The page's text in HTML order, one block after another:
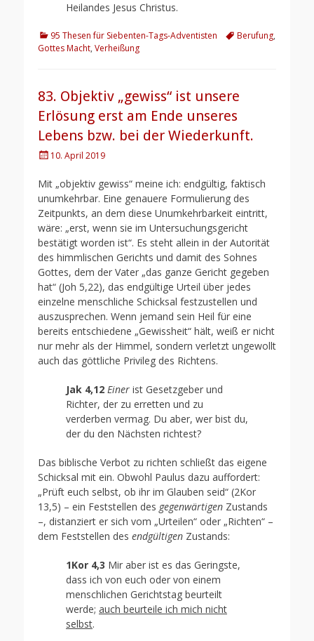
Heilandes Jesus Christus.
Kategorien
95 Thesen für Siebenten-Tags-Adventisten Schlagworte
Berufung,
Gottes Macht, Verheißung
83. Objektiv „gewiss“ ist unsere
Erlösung erst am Ende unseres
Lebens bzw. bei der Wiederkunft.
Posted10. April 2019
Mit „objektiv gewiss“ meine ich: endgültig, faktisch
unumkehrbar. Eine genauere Formulierung des
Zeitpunkts, an dem diese Unumkehrbarkeit eintritt,
wäre: „erst, wenn sie im Untersuchungsgericht
bestätigt worden ist“. Es steht allein in der Autorität
des himmlischen Gerichts und damit des Sohnes
Gottes, dem der Vater „das ganze Gericht gegeben
hat“ (Joh 5,22), das endgültige Urteil über jedes
einzelne menschliche Schicksal festzustellen und
auszusprechen. Wenn jemand sein Heil für eine
bereits entschiedene „Gewissheit“ hält, weiß er nicht
nur mehr als der Himmel, sondern verletzt ungewollt
auch das göttliche Privileg des Richtens.
Jak 4,12 Einer ist Gesetzgeber und
Richter, der zu erretten und zu
verderben vermag. Du aber, wer bist du,
der du den Nächsten richtest?
Das biblische Verbot zu richten schließt das eigene
Schicksal mit ein. Obwohl Paulus dazu auffordert:
„Prüft euch selbst, ob ihr im Glauben seid“ (2Kor
13,5) – ein Feststellen des gegenwärtigen Zustands
–, distanziert er sich vom „Urteilen“ oder „Richten“ –
dem Feststellen des endgültigen Zustands:
1Kor 4,3 Mir aber ist es das Geringste,
dass ich von euch oder von einem
menschlichen Gerichtstag beurteilt
werde; auch beurteile ich mich nicht
selbst.